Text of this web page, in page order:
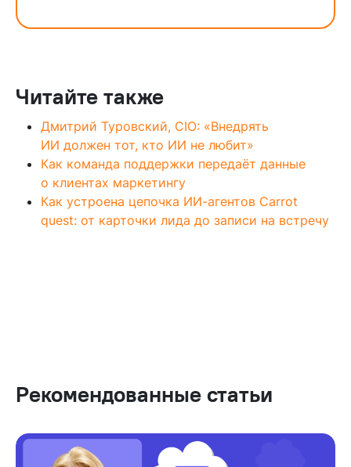
Читайте также
Дмитрий Туровский, CIO: «Внедрять
ИИ должен тот, кто ИИ не любит»
Как команда поддержки передаёт данные
о клиентах маркетингу
Как устроена цепочка ИИ-агентов Carrot
quest: от карточки лида до записи на встречу
Рекомендованные статьи